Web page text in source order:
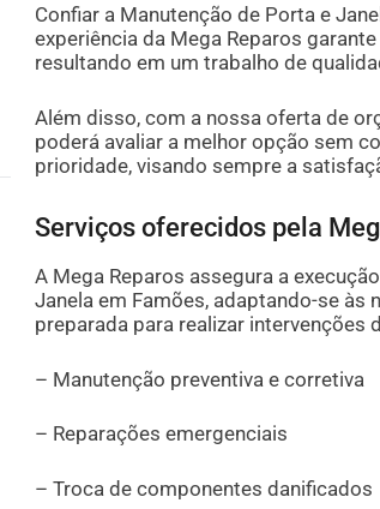
Confiar a Manutenção de Porta e
experiência da Mega Reparos
resultando em um trabalho de
Além disso, com a nossa oferta de
poderá avaliar a melhor opção sem
prioridade, visando sempre a
Serviços oferecidos pela
A Mega Reparos assegura a
Janela em Famões, adaptando-se às
preparada para realizar intervenções
– Manutenção preventiva e corretiva
– Reparações emergenciais
– Troca de componentes danificados